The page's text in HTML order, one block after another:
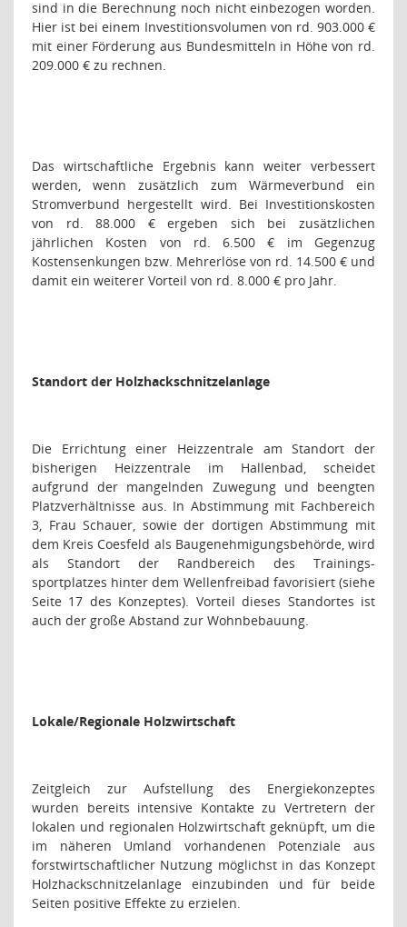
sind in die Berechnung noch nicht einbezogen worden.
Hier ist bei einem Investitionsvolumen von rd. 903.000 €
mit einer Förderung aus Bundesmitteln in Höhe von rd.
209.000 € zu rechnen.
Das wirtschaftliche Ergebnis kann weiter verbessert
werden, wenn zusätzlich zum Wärmeverbund ein
Stromverbund hergestellt wird. Bei Investitionskosten
von rd. 88.000 € ergeben sich bei zusätzlichen
jährlichen Kosten von rd. 6.500 € im Gegenzug
Kostensenkungen bzw. Mehrerlöse von rd. 14.500 € und
damit ein weiterer Vorteil von rd. 8.000 € pro Jahr.
Standort der Holzhackschnitzelanlage
Die Errichtung einer Heizzentrale am Standort der
bisherigen Heizzentrale im Hallenbad, scheidet
aufgrund der mangelnden Zuwegung und beengten
Platzverhältnisse aus. In Abstimmung mit Fachbereich
3, Frau Schauer, sowie der dortigen Abstimmung mit
dem Kreis Coesfeld als Baugenehmigungsbehörde, wird
als Standort der Randbereich des Trainings-
sportplatzes hinter dem Wellenfreibad favorisiert (siehe
Seite 17 des Konzeptes). Vorteil dieses Standortes ist
auch der große Abstand zur Wohnbebauung.
Lokale/Regionale Holzwirtschaft
Zeitgleich zur Aufstellung des Energiekonzeptes
wurden bereits intensive Kontakte zu Vertretern der
lokalen und regionalen Holzwirtschaft geknüpft, um die
im näheren Umland vorhandenen Potenziale aus
forstwirtschaftlicher Nutzung möglichst in das Konzept
Holzhackschnitzelanlage einzubinden und für beide
Seiten positive Effekte zu erzielen.